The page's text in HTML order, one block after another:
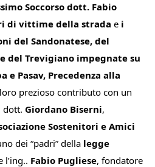
Soccorso dott. Fabio
di vittime della strada e i
del Sandonatese, del
del Trevigiano impegnate su
Pasav, Precedenza alla
prezioso contributo con un
dott. Giordano Biserni,
Sostenitori e Amici
dei “padri” della legge
l’ing.. Fabio Pugliese, fondatore